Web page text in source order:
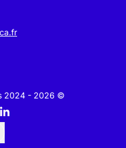
2024 - 2026 ©